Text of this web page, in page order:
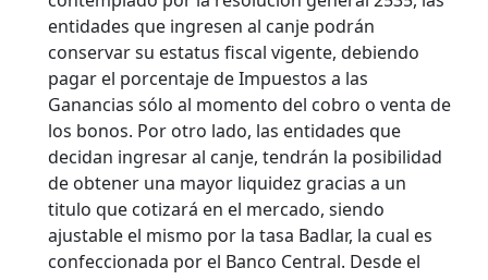
entidades que ingresen al canje podrán
conservar su estatus fiscal vigente, debiendo
pagar el porcentaje de Impuestos a las
Ganancias sólo al momento del cobro o venta de
los bonos. Por otro lado, las entidades que
decidan ingresar al canje, tendrán la posibilidad
de obtener una mayor liquidez gracias a un
titulo que cotizará en el mercado, siendo
ajustable el mismo por la tasa Badlar, la cual es
confeccionada por el Banco Central. Desde el